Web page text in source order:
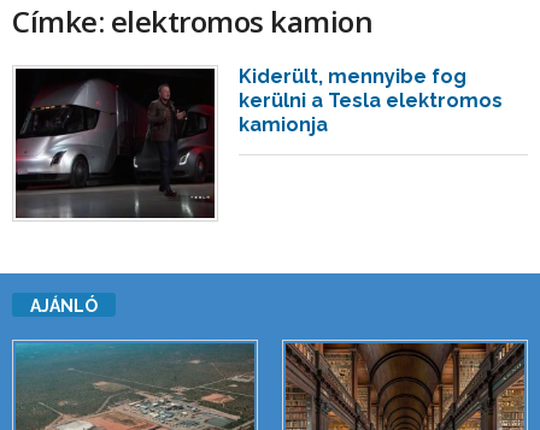
Címke: elektromos kamion
Kiderült, mennyibe fog
kerülni a Tesla elektromos
kamionja
AJÁNLÓ